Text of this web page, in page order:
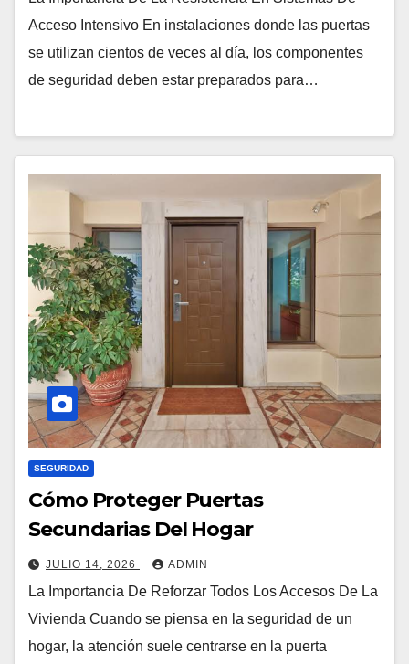
Acceso Intensivo En instalaciones donde las puertas
se utilizan cientos de veces al día, los componentes
de seguridad deben estar preparados para…
SEGURIDAD
Cómo Proteger Puertas
Secundarias Del Hogar
JULIO 14, 2026 ADMIN
La Importancia De Reforzar Todos Los Accesos De La
Vivienda Cuando se piensa en la seguridad de un
hogar, la atención suele centrarse en la puerta